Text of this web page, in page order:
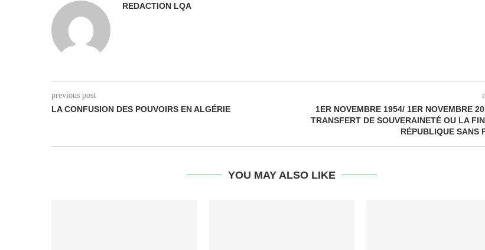
REDACTION LQA
previous post
LA CONFUSION DES POUVOIRS EN ALGÉRIE
1ER NOVEMBRE 1954/ 1ER NOVEMBRE
TRANSFERT DE SOUVERAINETÉ OU LA
RÉPUBLIQUE SANS
YOU MAY ALSO LIKE